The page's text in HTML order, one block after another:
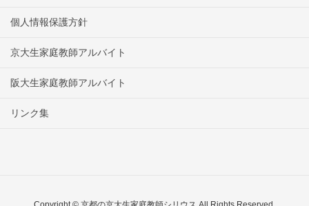
個人情報保護方針
京大生家庭教師アルバイト
阪大生家庭教師アルバイト
リンク集